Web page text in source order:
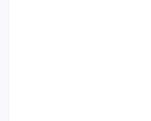
خانواده‌های بزرگ و یا
می‌سازد.
عملکرد فوق‌العاده خود، آب را
و طعم و بوی نامطبوع آن را از